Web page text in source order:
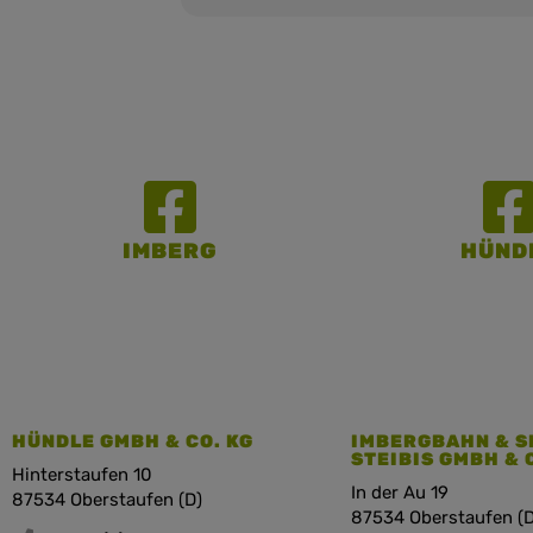
IMBERG
HÜNDLE GMBH & CO. KG
Hinterstaufen 10
87534 Oberstaufen (D)
IMBERGBAHN &
STEIBIS GMBH &
In der Au 19
87534 Oberstaufen